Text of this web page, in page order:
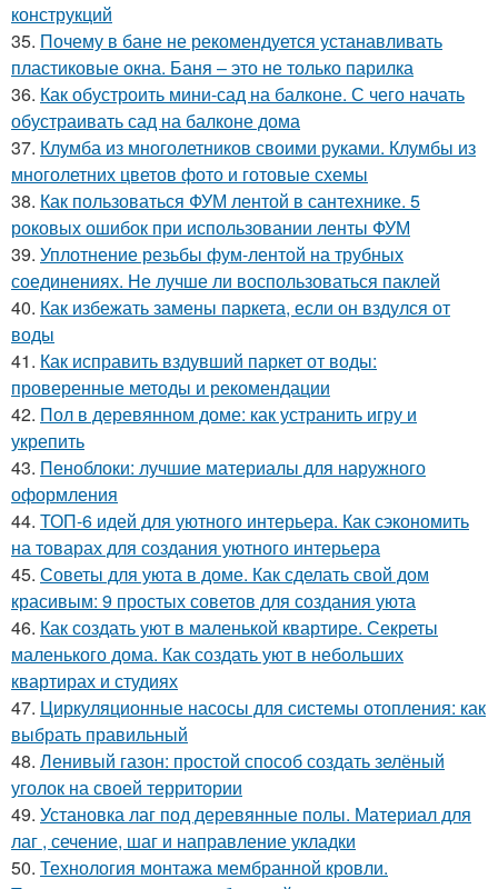
конструкций
35. Почему в бане не рекомендуется устанавливать
пластиковые окна. Баня – это не только парилка
36. Как обустроить мини-сад на балконе. С чего начать
обустраивать сад на балконе дома
37. Клумба из многолетников своими руками. Клумбы из
многолетних цветов фото и готовые схемы
38. Как пользоваться ФУМ лентой в сантехнике. 5
роковых ошибок при использовании ленты ФУМ
39. Уплотнение резьбы фум-лентой на трубных
соединениях. Не лучше ли воспользоваться паклей
40. Как избежать замены паркета, если он вздулся от
воды
41. Как исправить вздувший паркет от воды:
проверенные методы и рекомендации
42. Пол в деревянном доме: как устранить игру и
укрепить
43. Пеноблоки: лучшие материалы для наружного
оформления
44. ТОП-6 идей для уютного интерьера. Как сэкономить
на товарах для создания уютного интерьера
45. Советы для уюта в доме. Как сделать свой дом
красивым: 9 простых советов для создания уюта
46. Как создать уют в маленькой квартире. Секреты
маленького дома. Как создать уют в небольших
квартирах и студиях
47. Циркуляционные насосы для системы отопления: как
выбрать правильный
48. Ленивый газон: простой способ создать зелёный
уголок на своей территории
49. Установка лаг под деревянные полы. Материал для
лаг , сечение, шаг и направление укладки
50. Технология монтажа мембранной кровли.